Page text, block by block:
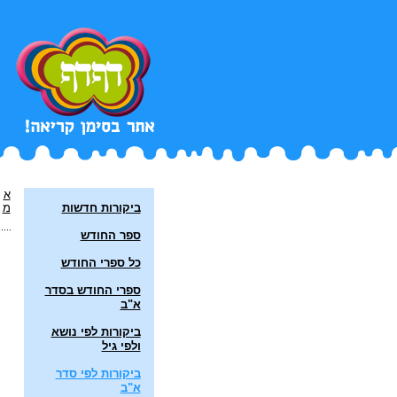
ביקורות חדשות
ספר החודש
כל ספרי החודש
ספרי החודש בסדר
א"ב
ביקורות לפי נושא
ולפי גיל
ביקורות לפי סדר
א"ב
א
מ